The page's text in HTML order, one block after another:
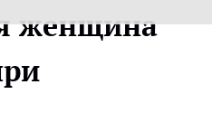
женщина